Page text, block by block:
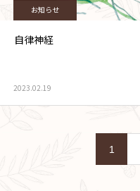
お知らせ
自律神経
2023.02.19
1